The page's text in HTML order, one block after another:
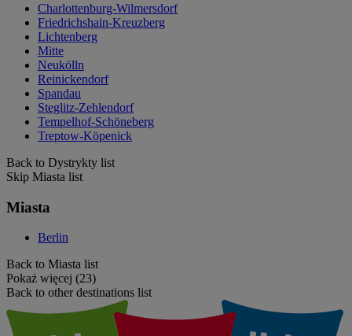
Charlottenburg-Wilmersdorf
Friedrichshain-Kreuzberg
Lichtenberg
Mitte
Neukölln
Reinickendorf
Spandau
Steglitz-Zehlendorf
Tempelhof-Schöneberg
Treptow-Köpenick
Back to Dystrykty list
Skip Miasta list
Miasta
Berlin
Back to Miasta list
Pokaż więcej (23)
Back to other destinations list